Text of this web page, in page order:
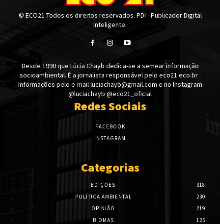
© ECO21 Todos os direitos reservados. PDI - Publicador Digital
Inteligente.
Desde 1990 que Lúcia Chayb dedica-se a semear informação
socioambiental. É a jornalista responsável pelo eco21.eco.br .
Informações pelo e-mail luciachayb@gmail.com e no Instagram
@luciachayb @eco21_oficial
Redes Sociais
FACEBOOK
INSTAGRAM
Categorias
EDIÇÕES
318
POLÍTICA AMBIENTAL
230
OPINIÃO
219
BIOMAS
125